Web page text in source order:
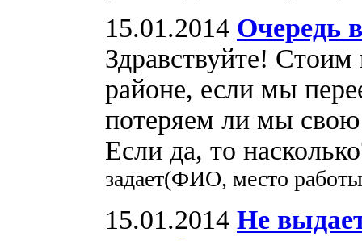
15.01.2014 Очередь
Здравствуйте!
районе, если мы
потеряем ли мы свою
Если да, то
задает(ФИО, место
15.01.2014 Не